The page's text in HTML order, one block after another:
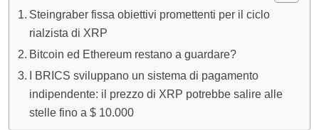
Steingraber fissa obiettivi promettenti per il ciclo
rialzista di XRP
Bitcoin ed Ethereum restano a guardare?
I BRICS sviluppano un sistema di pagamento
indipendente: il prezzo di XRP potrebbe salire alle
stelle fino a $ 10.000